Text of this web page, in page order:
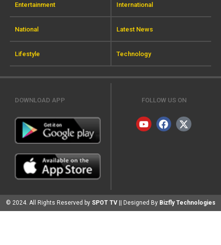
Entertainment International
National Latest News
Lifestyle Technology
DOWNLOAD APP FOLLOW US ON
© 2024. All Rights Reserved by SPOT TV || Designed By Bizfly Technologies